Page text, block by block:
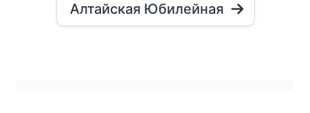
Алтайская Юбилейная